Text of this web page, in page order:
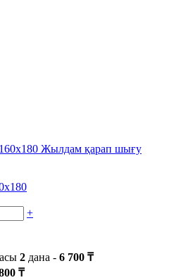
Жылдам қарап шығу
+
2 дана - 6 700 ₸
₸